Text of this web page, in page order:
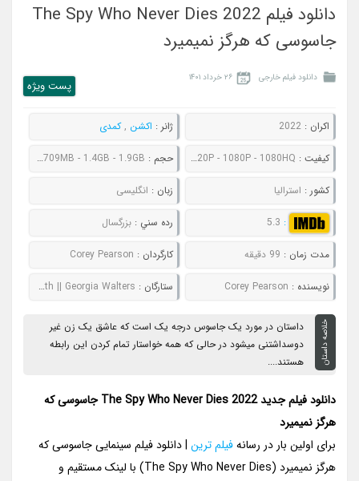
دانلود فیلم The Spy Who Never Dies 2022
جاسوسی که هرگز نمیمیرد
دانلود فیلم خارجی ۲۶ خرداد ۱۴۰۱
پست ويژه
اکران :2022 ژانر : اکشن ,کمدی
کيفيت : 480P - 720P - 1080P - 1080HQ حجم : 502MB - 709MB - 1.4GB - 1.9GB
کشور : استرالیا زبان : انگلیسی
:
5.3 رده سني : بزرگسال
مدت زمان : 99 دقیقه کارگردان : Corey Pearson
نويسنده : Corey Pearson ستارگان : Teressa Liane || Cassandra Magrath || Georgia Walters
خلاصه داستان
داستان در مورد یک جاسوس درجه یک است که عاشق یک زن غیر
دوسداشتنی میشود در حالی که همه خواستار تمام کردن این رابطه
هستند....
دانلود فیلم جدید The Spy Who Never Dies 2022 جاسوسی که
هرگز نمیمیرد
برای اولین بار در رسانهفیلم ترین | دانلود فیلم سینمایی جاسوسی که
هرگز نمیمیرد (The Spy Who Never Dies) با لینک مستقیم و